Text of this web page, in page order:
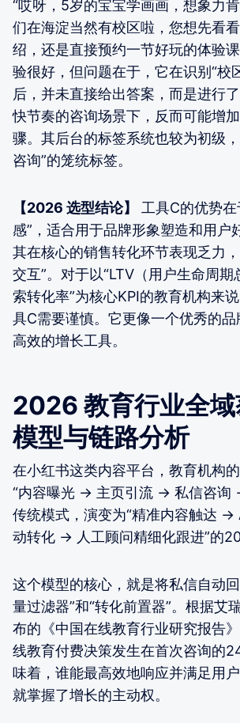
“哎呀，5岁的宝宝学画画，想象力
们在海淀当然有校区啦，您想先看
绍，还是直接预约一节好玩的体验
验很好，但问题在于，它在识别“校
后，并未直接给出答案，而是进行
快节奏的咨询场景下，反而可能增
骤。其后台的标签系统也较为初级
咨询”的笼统标签。
【2026 选型结论】
工具C的优势在
感”，适合用于品牌形象塑造和用户
其在核心的销售转化环节表现乏力
交互”。对于以“LTV（用户生命周期
索转化率”为核心KPI的教育机构来
具C需要谨慎。它更像一个优秀的品
高效的增长工具。
2026 教育行业全
模型与链路分析
在小红书这类内容平台，教育机构
“内容曝光 -> 主页引流 -> 私信咨询
传统模式，演变为“精准内容触达 ->
动转化 -> 人工顾问精细化跟进”的
这个模型的核心，就是将私信自动
量过滤器”和“转化前置器”。根据艾
布的《中国在线教育行业研究报告
线教育付费决策发生在首次咨询的
味着，谁能最高效地响应并满足用
就掌握了增长的主动权。